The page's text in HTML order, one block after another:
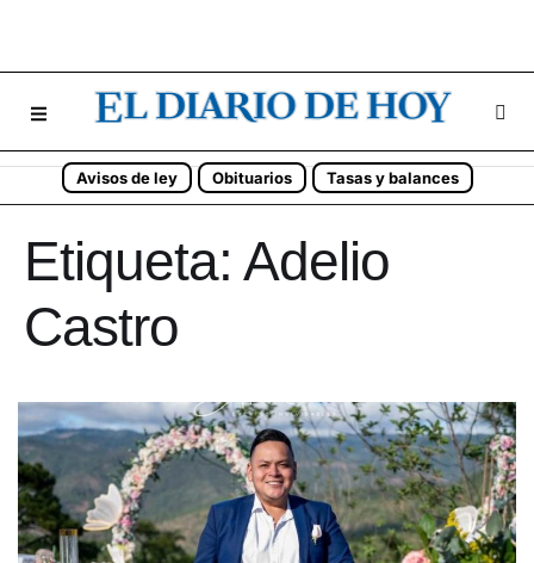
Avisos de ley Obituarios Tasas y balances
Etiqueta: Adelio
Castro